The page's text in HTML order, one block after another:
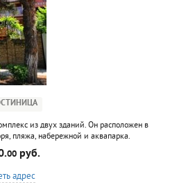
из двух зданий. Он расположен в
пляжа, набережной и аквапарка.
рядом с отелем. К услугам
Питание - за отдельную плату в кафе
00 руб.
адрес